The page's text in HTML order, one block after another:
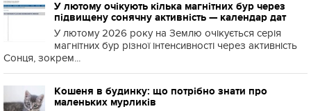
У лютому очікують кілька магнітних бур через
підвищену сонячну активність — календар дат
У лютому 2026 року на Землю очікується серія
магнітних бур різної інтенсивності через активність
Сонця, зокрем...
Кошеня в будинку: що потрібно знати про
маленьких мурликів